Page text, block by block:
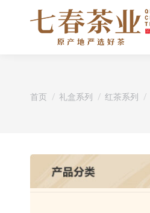
您在这里：
首页 礼盒系列 红茶系列